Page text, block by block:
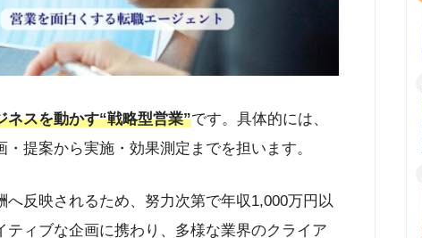
ネスを動かす“戦略型営業”です。具体的には、
提案から実施・効果測定までを担います。
反映されるため、努力次第で年収1,000万円以
ィブな企画に携わり、多様な業界のクライア